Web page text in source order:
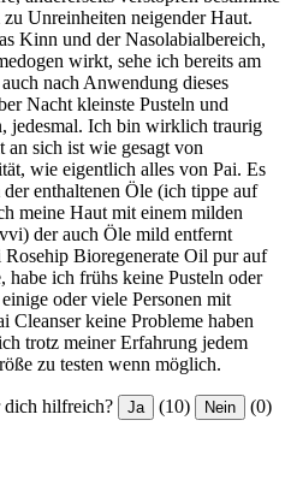
Unreinheiten neigender Haut.
Kinn und der Nasolabialbereich,
wirkt, sehe ich bereits am
nach Anwendung dieses
Nacht kleinste Pusteln und
jedesmal. Ich bin wirklich traurig
an sich ist wie gesagt von
wie eigentlich alles von Pai. Es
enthaltenen Öle (ich tippe auf
meine Haut mit einem milden
der auch Öle mild entfernt
Rosehip Bioregenerate Oil pur auf
habe ich frühs keine Pusteln oder
oder viele Personen mit
Cleanser keine Probleme haben
trotz meiner Erfahrung jedem
zu testen wenn möglich.
dich hilfreich? Ja (10) Nein (0)